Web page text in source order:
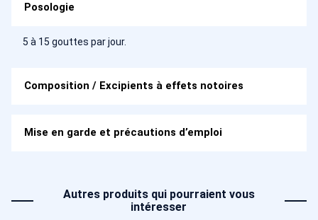
Posologie
5 à 15 gouttes par jour.
Composition / Excipients à effets notoires
Mise en garde et précautions d’emploi
Autres produits qui pourraient vous
intéresser